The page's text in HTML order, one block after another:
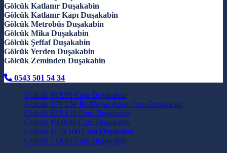
Gölcük Katlanır Duşakabin
Gölcük Katlanır Kapı Duşakabin
Gölcük Metrobüs Duşakabin
Gölcük Mika Duşakabin
Gölcük Şeffaf Duşakabin
Gölcük Yerden Duşakabin
Gölcük Zeminden Duşakabin
0543 501 54 34
Gölcük 90X95 Cam Duşakabin
Gölcük 170 CM İki Duvar Arası Cam Duşakabin
Gölcük 65X120 Cam Duşakabin
Gölcük 100X60 Cam Duşakabin
Gölcük 115X100 Cam Duşakabin
Gölcük 75X95 Cam Duşakabin